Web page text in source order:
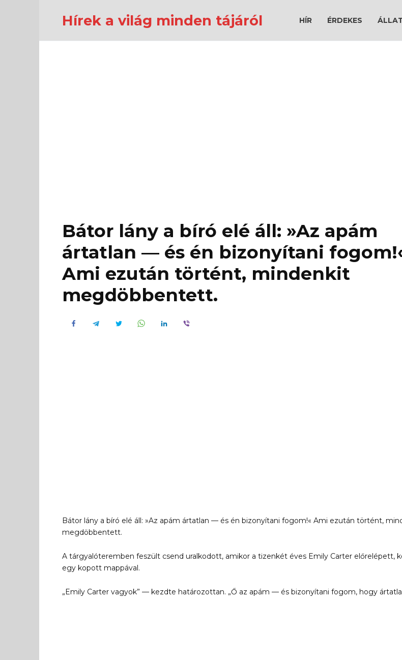
Hírek a világ minden tájáról HÍR ÉRDEKES
Bátor lány a bíró elé áll: »Az apám
ártatlan — és én bizonyítani
Ami ezután történt, mindenkit
megdöbbentett.
Bátor lány a bíró elé áll: »Az apám ártatlan — és én bizonyítani fogom!« Ami ezután történt,
megdöbbentett.
A tárgyalóteremben feszült csend uralkodott, amikor a tizenkét éves Emily Carter előrelépett,
egy kopott mappával.
„Emily Carter vagyok” — kezdte határozottan. „Ő az apám — és bizonyítani fogom, hogy